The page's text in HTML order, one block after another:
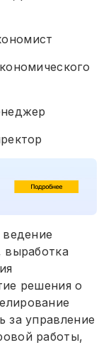
выработка
решения о
за управление
работы,